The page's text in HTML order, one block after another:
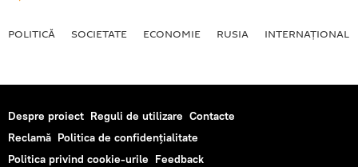
POLITICĂ SOCIETATE ECONOMIE RUSIA INTERNAŢIONAL
Despre proiect Reguli de utilizare Contacte
Reclamă Politica de confidențialitate
Politica privind cookie-urile Feedback